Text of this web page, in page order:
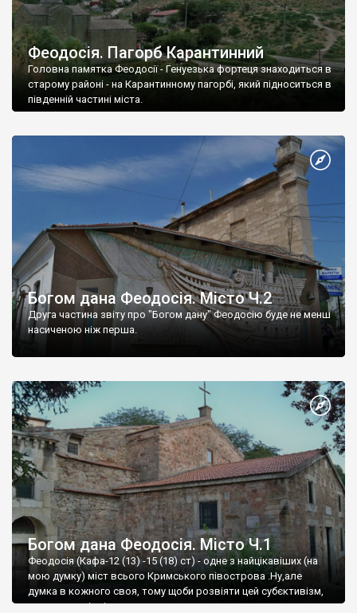
Феодосія. Пагорб Карантинний
Головна памятка Феодосії - Генуезька фортеця знаходиться в
старому районі - на Карантинному пагорбі, який підноситься в
південній частині міста.
Богом дана Феодосія. Місто Ч.2
Друга частина звіту про "Богом дану" Феодосію буде не менш
насиченою ніж перша.
Богом дана Феодосія. Місто Ч.1
Феодосія (Кафа-12 (13) -15 (18) ст) - одне з найцікавіших (на
мою думку) міст всього Кримського півострова .Ну,але
думка в кожного своя, тому щоби розвіяти цей субєктивізм,
запрошую відвідати це